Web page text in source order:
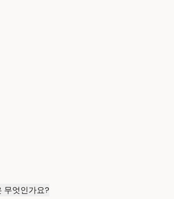
무엇인가요?